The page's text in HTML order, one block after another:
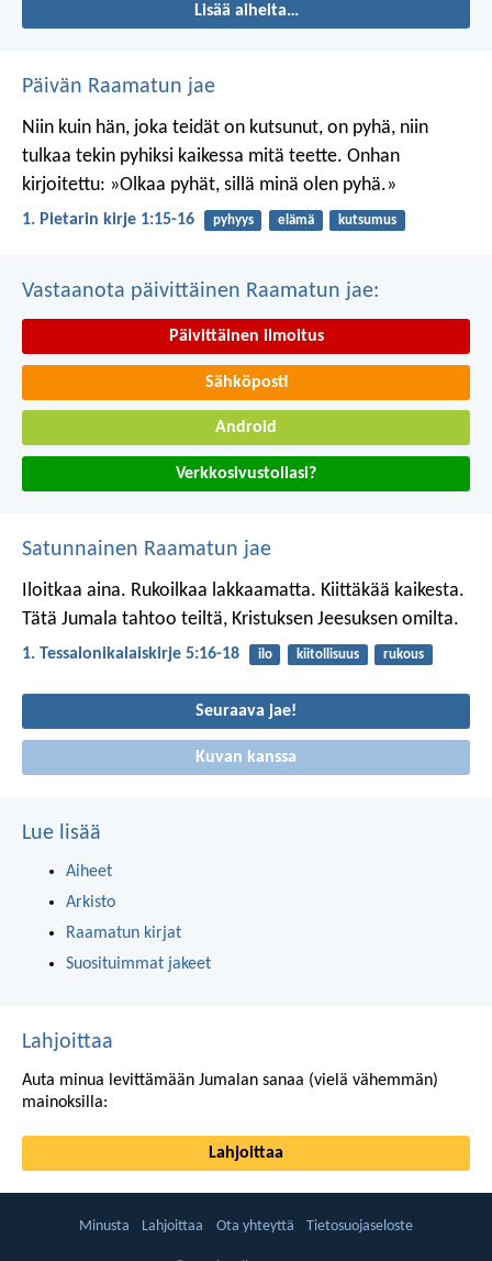
Lisää aiheita…
Päivän Raamatun jae
Niin kuin hän, joka teidät on kutsunut, on pyhä, niin
tulkaa tekin pyhiksi kaikessa mitä teette. Onhan
kirjoitettu: »Olkaa pyhät, sillä minä olen pyhä.»
1. Pietarin kirje 1:15-16 pyhyys elämä kutsumus
Vastaanota päivittäinen Raamatun jae:
Päivittäinen ilmoitus
Sähköposti
Android
Verkkosivustollasi?
Satunnainen Raamatun jae
Iloitkaa aina. Rukoilkaa lakkaamatta. Kiittäkää kaikesta.
Tätä Jumala tahtoo teiltä, Kristuksen Jeesuksen omilta.
1. Tessalonikalaiskirje 5:16-18 ilo kiitollisuus rukous
Seuraava jae!
Kuvan kanssa
Lue lisää
Aiheet
Arkisto
Raamatun kirjat
Suosituimmat jakeet
Lahjoittaa
Auta minua levittämään Jumalan sanaa (vielä vähemmän)
mainoksilla:
Lahjoittaa
Minusta Lahjoittaa Ota yhteyttä Tietosuojaseloste